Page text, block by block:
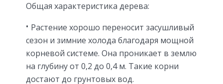
Общая характеристика дерева:
Растение хорошо переносит засушливый
сезон и зимние холода благодаря мощной
корневой системе. Она проникает в землю
на глубину от 0,2 до 0,4 м. Такие корни
достают до грунтовых вод.